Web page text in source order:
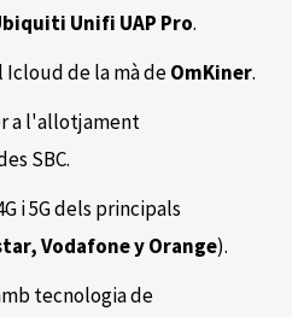
Unifi UAP Pro.
de la mà deOmKiner.
a l'allotjament
SBC.
i 5G dels principals
Vodafone y Orange).
tecnologia de